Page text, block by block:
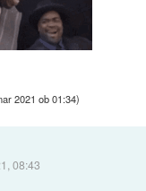
2021 ob 01:34)
08:43